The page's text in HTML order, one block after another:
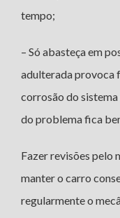
tempo;
– Só abasteça em
adulterada provoca
corrosão do
do problema fica
Fazer revisões pelo
manter o carro
regularmente o